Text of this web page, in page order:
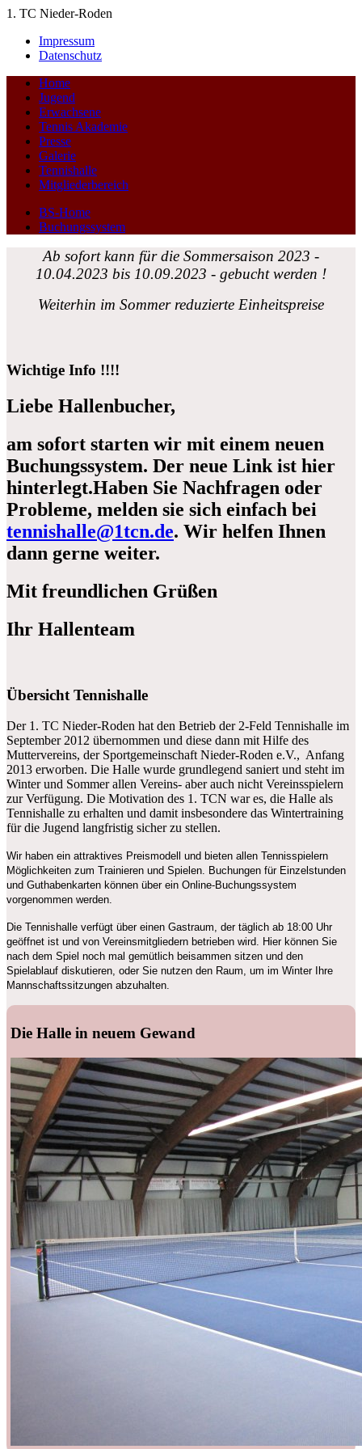
1. TC Nieder-Roden
Impressum
Datenschutz
Home
Jugend
Erwachsene
Tennis Akademie
Presse
Galerie
Tennishalle
Mitgliederbereich
BS-Home
Buchungssystem
Ab sofort kann für die Sommersaison 2023 -
10.04.2023 bis 10.09.2023 - gebucht werden !
Weiterhin im Sommer reduzierte Einheitspreise
Wichtige Info !!!!
Liebe Hallenbucher,
am sofort starten wir mit einem neuen
Buchungssystem. Der neue Link ist hier
hinterlegt.Haben Sie Nachfragen oder
Probleme, melden sie sich einfach bei
tennishalle@1tcn.de. Wir helfen Ihnen
dann gerne weiter.
Mit freundlichen Grüßen
Ihr Hallenteam
Übersicht Tennishalle
Der 1. TC Nieder-Roden hat den Betrieb der 2-Feld Tennishalle im
September 2012 übernommen und diese dann mit Hilfe des
Muttervereins, der Sportgemeinschaft Nieder-Roden e.V., Anfang
2013 erworben. Die Halle wurde grundlegend saniert und steht im
Winter und Sommer allen Vereins- aber auch nicht Vereinsspielern
zur Verfügung. Die Motivation des 1. TCN war es, die Halle als
Tennishalle zu erhalten und damit insbesondere das Wintertraining
für die Jugend langfristig sicher zu stellen.
Wir haben ein attraktives Preismodell und bieten allen Tennisspielern
Möglichkeiten zum Trainieren und Spielen. Buchungen für Einzelstunden
und Guthabenkarten können über ein Online-Buchungssystem
vorgenommen werden.
Die Tennishalle verfügt über einen Gastraum, der täglich ab 18:00 Uhr
geöffnet ist und von Vereinsmitgliedern betrieben wird. Hier können Sie
nach dem Spiel noch mal gemütlich beisammen sitzen und den
Spielablauf diskutieren, oder Sie nutzen den Raum, um im Winter Ihre
Mannschaftssitzungen abzuhalten.
Die Halle in neuem Gewand